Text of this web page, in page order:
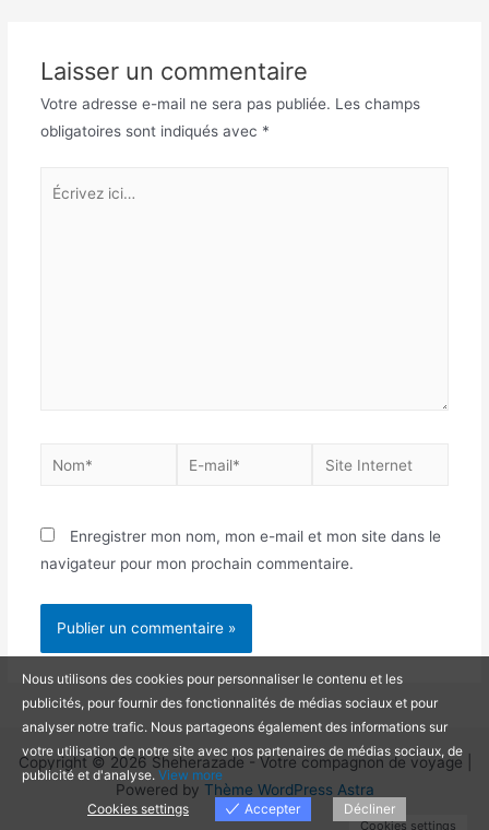
Laisser un commentaire
Votre adresse e-mail ne sera pas publiée. Les champs
obligatoires sont indiqués avec *
Écrivez
Nom*
E-
Site
Enregistrer mon nom, mon e-mail et mon site dans le
navigateur pour mon prochain commentaire.
Copyright © 2026 Sheherazade - Votre compagnon de voyage |
Powered by Thème WordPress Astra
Nous utilisons des cookies pour personnaliser le contenu et les
publicités, pour fournir des fonctionnalités de médias sociaux et pour
analyser notre trafic. Nous partageons également des informations sur
votre utilisation de notre site avec nos partenaires de médias sociaux, de
publicité et d'analyse. View more
Cookies settings Accepter Décliner
Cookies settings